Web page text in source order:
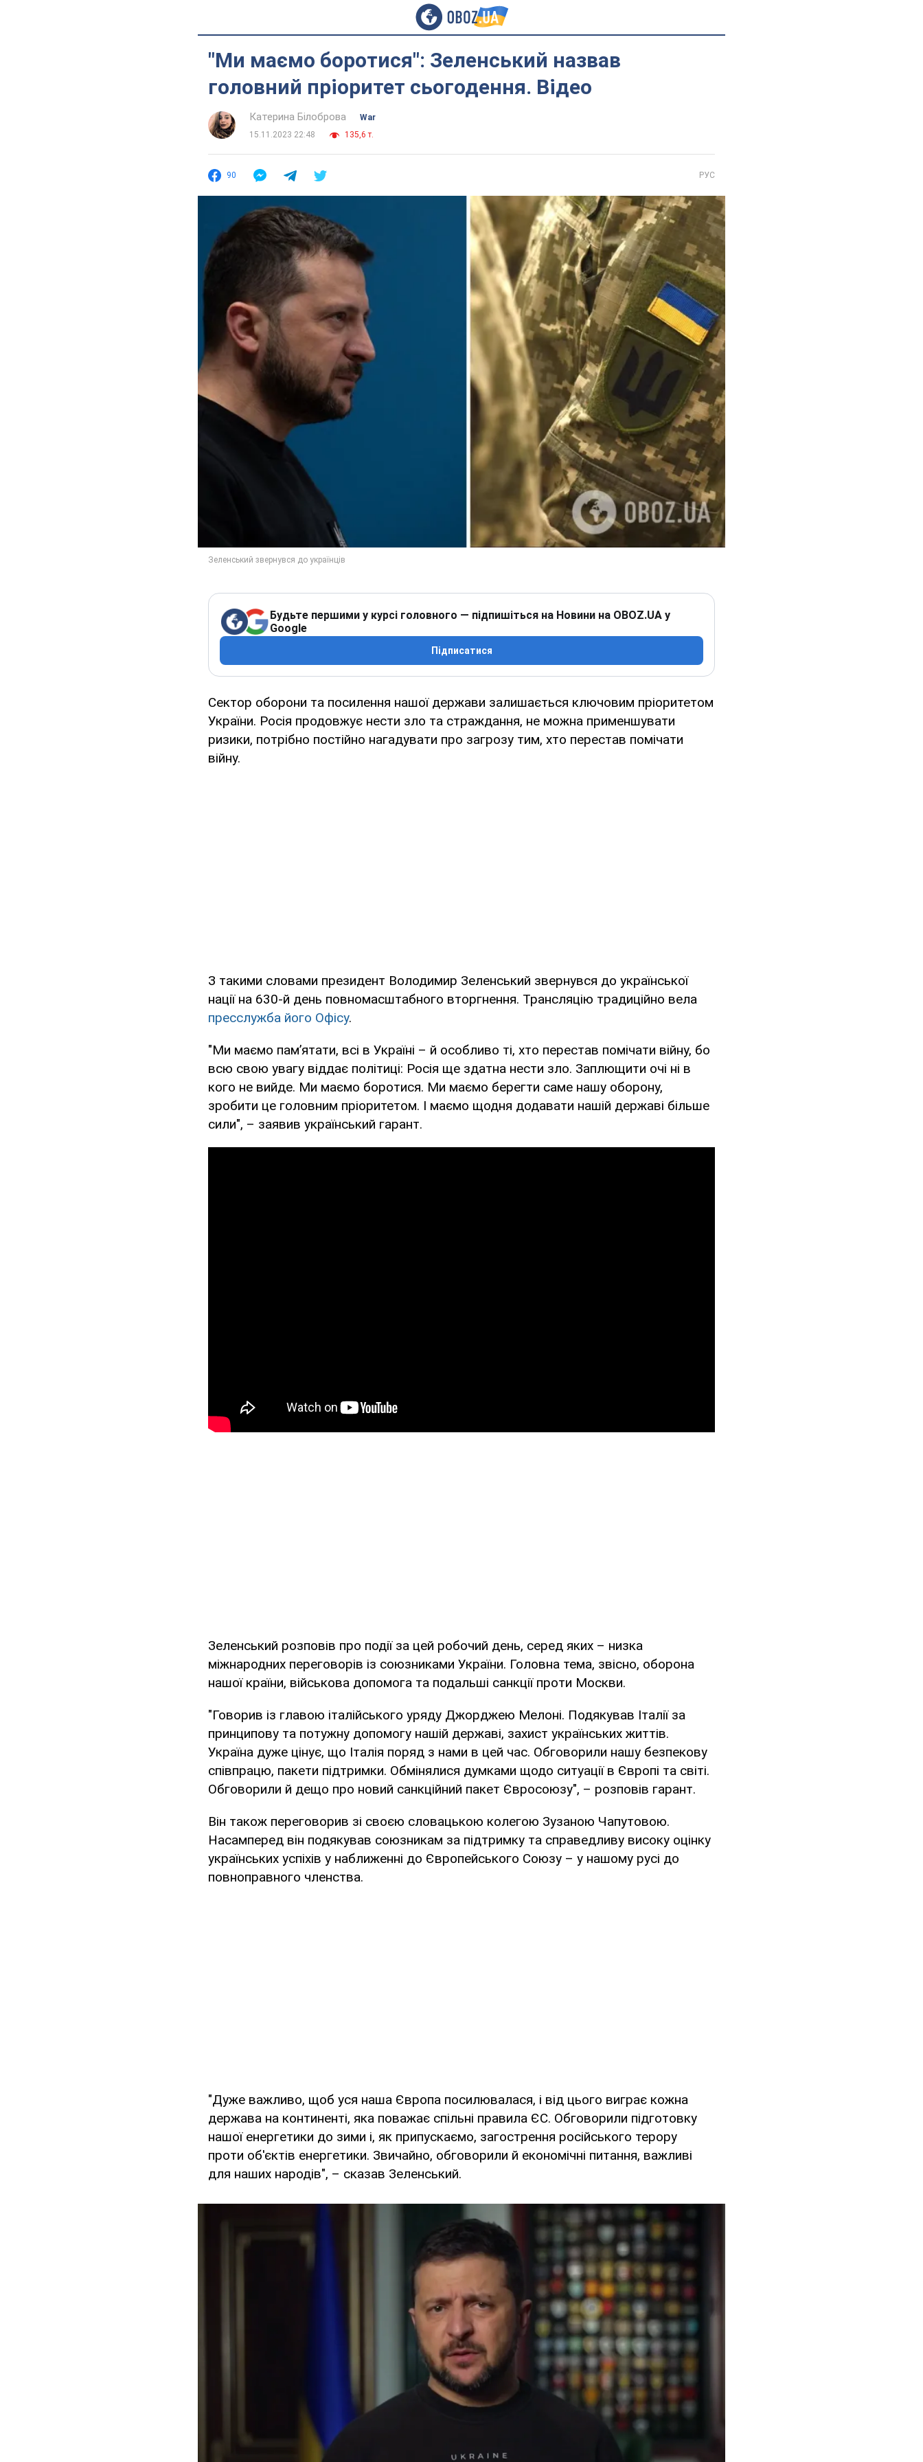
"Ми маємо боротися": Зеленський назвав
головний пріоритет сьогодення. Відео
Катерина Білоброва
War
15.11.2023 22:48
135,6 т.
90 РУС
Будьте першими у курсі головного — підпишіться на Новини на OBOZ.UA у
Google
Підписатися
Сектор оборони та посилення нашої держави залишається ключовим пріоритетом
України. Росія продовжує нести зло та страждання, не можна применшувати
ризики, потрібно постійно нагадувати про загрозу тим, хто перестав помічати
війну.
З такими словами президент Володимир Зеленський звернувся до української
нації на 630-й день повномасштабного вторгнення. Трансляцію традиційно вела
пресслужба його Офісу.
"Ми маємо пам’ятати, всі в Україні – й особливо ті, хто перестав помічати війну, бо
всю свою увагу віддає політиці: Росія ще здатна нести зло. Заплющити очі ні в
кого не вийде. Ми маємо боротися. Ми маємо берегти саме нашу оборону,
зробити це головним пріоритетом. І маємо щодня додавати нашій державі більше
сили", – заявив український гарант.
Зеленський розповів про події за цей робочий день, серед яких – низка
міжнародних переговорів із союзниками України. Головна тема, звісно, оборона
нашої країни, військова допомога та подальші санкції проти Москви.
"Говорив із главою італійського уряду Джорджею Мелоні. Подякував Італії за
принципову та потужну допомогу нашій державі, захист українських життів.
Україна дуже цінує, що Італія поряд з нами в цей час. Обговорили нашу безпекову
співпрацю, пакети підтримки. Обмінялися думками щодо ситуації в Європі та світі.
Обговорили й дещо про новий санкційний пакет Євросоюзу", – розповів гарант.
Він також переговорив зі своєю словацькою колегою Зузаною Чапутовою.
Насамперед він подякував союзникам за підтримку та справедливу високу оцінку
українських успіхів у наближенні до Європейського Союзу – у нашому русі до
повноправного членства.
"Дуже важливо, щоб уся наша Європа посилювалася, і від цього виграє кожна
держава на континенті, яка поважає спільні правила ЄС. Обговорили підготовку
нашої енергетики до зими і, як припускаємо, загострення російського терору
проти об'єктів енергетики. Звичайно, обговорили й економічні питання, важливі
для наших народів", – сказав Зеленський.